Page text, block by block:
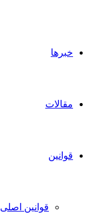
خبرها
مقالات
قوانین
قوانین اصلی